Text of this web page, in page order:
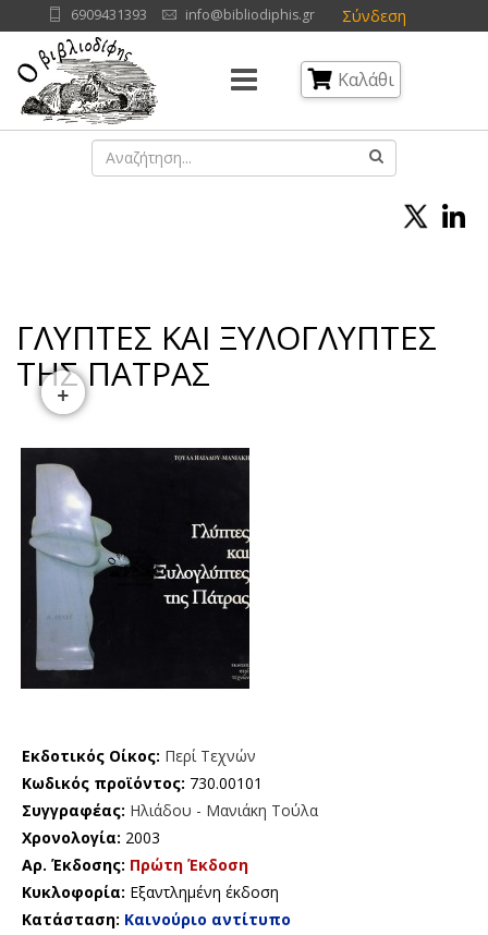
Σύνδεση
6909431393 info@bibliodiphis.gr
Καλάθι
ΓΛΥΠΤΕΣ ΚΑΙ ΞΥΛΟΓΛΥΠΤΕΣ
ΤΗΣ ΠΑΤΡΑΣ
Εκδοτικός Οίκος: Περί Τεχνών
Κωδικός προϊόντος: 730.00101
Συγγραφέας: Ηλιάδου - Μανιάκη Τούλα
Χρονολογία: 2003
Αρ. Έκδοσης: Πρώτη Έκδοση
Κυκλοφορία: Εξαντλημένη έκδοση
Κατάσταση: Καινούριο αντίτυπο
+